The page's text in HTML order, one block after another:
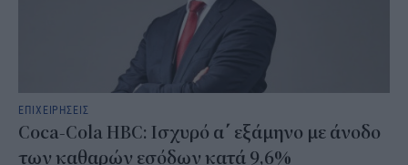
ΕΠΙΧΕΙΡΗΣΕΙΣ
Coca-Cola HBC: Ισχυρό α΄ εξάμηνο με άνοδο
των καθαρών εσόδων κατά 9,6%